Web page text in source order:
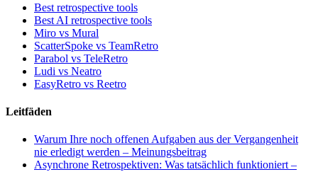
Best retrospective tools
Best AI retrospective tools
Miro vs Mural
ScatterSpoke vs TeamRetro
Parabol vs TeleRetro
Ludi vs Neatro
EasyRetro vs Reetro
Leitfäden
Warum Ihre noch offenen Aufgaben aus der Vergangenheit
nie erledigt werden – Meinungsbeitrag
Asynchrone Retrospektiven: Was tatsächlich funktioniert –